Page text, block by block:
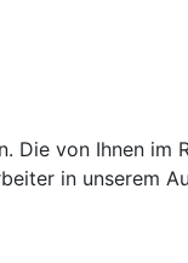
von Ihnen im
in unserem